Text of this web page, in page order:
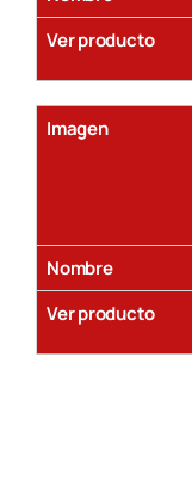
Ver producto
Imagen
Nombre
Ver producto